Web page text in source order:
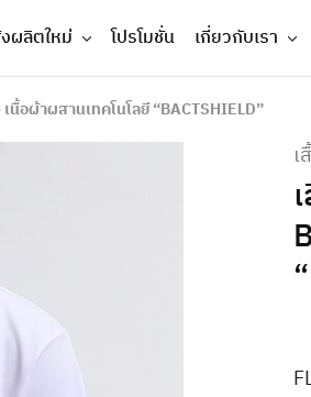
ผลิตใหม่ โปรโมชั่น เกี่ยวกับเรา
อผ้าผสานเทคโนโลยี “BACTSHIELD”